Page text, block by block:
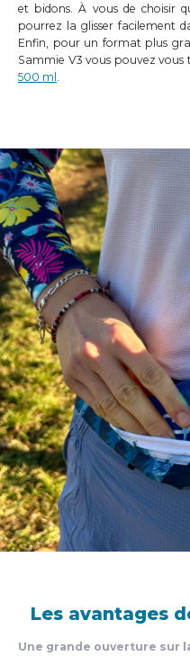
et bidons. À vous de choisir
pourrez la glisser facilement
Enfin, pour un format plus
Sammie V3 vous pouvez vous
500 ml
Les avantages
Une grande ouverture sur